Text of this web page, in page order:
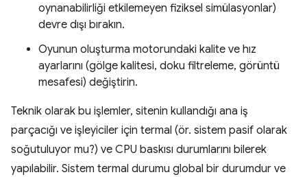
oynanabilirliği etkilemeyen fiziksel simülasyonlar)
devre dışı bırakın.
Oyunun oluşturma motorundaki kalite ve hız
ayarlarını (gölge kalitesi, doku filtreleme, görüntü
mesafesi) değiştirin.
Teknik olarak bu işlemler, sitenin kullandığı ana iş
parçacığı ve işleyiciler için termal (ör. sistem pasif olarak
soğutuluyor mu?) ve CPU baskısı durumlarını bilerek
yapılabilir. Sistem termal durumu global bir durumdur ve